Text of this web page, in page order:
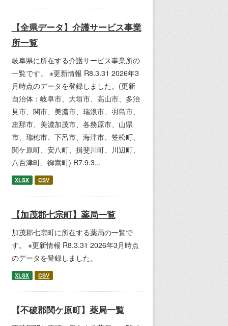
【全県データ】介護サービス事業
所一覧
岐阜県に所在する介護サービス事業所の
一覧です。 ※更新情報 R8.3.31 2026年3
月時点のデータを登録しました。(更新
自治体：岐阜市、大垣市、高山市、多治
見市、関市、美濃市、瑞浪市、羽島市、
恵那市、美濃加茂市、各務原市、山県
市、瑞穂市、下呂市、海津市、笠松町、
関ケ原町、安八町、揖斐川町、川辺町、
八百津町、御嵩町) R7.9.3...
XLSX CSV
【加茂郡七宗町】薬局一覧
加茂郡七宗町に所在する薬局の一覧で
す。 ※更新情報 R8.3.31 2026年3月時点
のデータを登録しました。
XLSX CSV
【不破郡関ケ原町】薬局一覧